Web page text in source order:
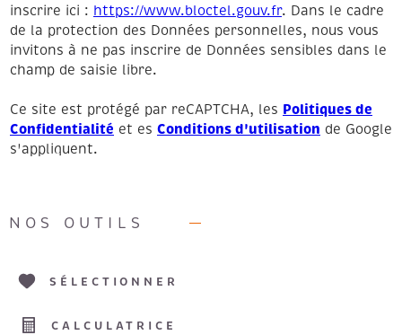
inscrire ici : https://www.bloctel.gouv.fr. Dans le cadre
de la protection des Données personnelles, nous vous
invitons à ne pas inscrire de Données sensibles dans le
champ de saisie libre.
Ce site est protégé par reCAPTCHA, les Politiques de
Confidentialité et es Conditions d'utilisation de Google
s'appliquent.
NOS OUTILS
SÉLECTIONNER
CALCULATRICE